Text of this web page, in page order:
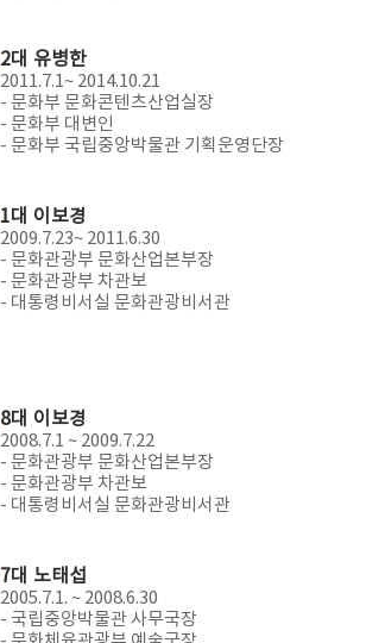
2대 유병한
2011.7.1~ 2014.10.21
- 문화부 문화콘텐츠산업실장
- 문화부 대변인
- 문화부 국립중앙박물관 기획운영단장
1대 이보경
2009.7.23~ 2011.6.30
- 문화관광부 문화산업본부장
- 문화관광부 차관보
- 대통령비서실 문화관광비서관
8대 이보경
2008.7.1 ~ 2009.7.22
- 문화관광부 문화산업본부장
- 문화관광부 차관보
- 대통령비서실 문화관광비서관
7대 노태섭
2005.7.1. ~ 2008.6.30
- 국립중앙박물관 사무국장